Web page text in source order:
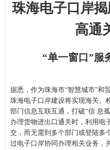
珠海电子口岸
高通
“单一窗口”服
据悉，作为珠海市“智慧城市”和
珠海电子口岸建设将实现海关、
部门信息互联互通，打破“信 息
办理货物进出口通关时，利用电
交，而无需到多个部门或登陆多
过电子口岸协同办理相关业务，